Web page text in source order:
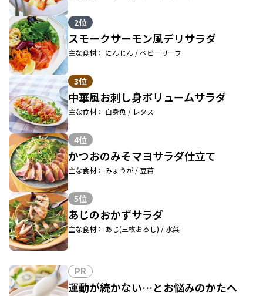
2位
スモークサーモン風デリサラダ
主な食材： にんじん / ベビーリーフ
3位
中華風お刺し身ボリュームサラダ
主な食材： 白身魚 / レタス
4位
かつおのみそマヨサラダ仕立て
主な食材： みょうが / 豆苗
5位
あじのおかずサラダ
主な食材： あじ(三枚おろし) / 水菜
PR
運動が続かない…とお悩みのかたへ